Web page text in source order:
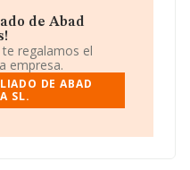
imprenta,. La sociedad
Limitada. Su actividad
La empresa es
S.L, con CIF
social establecido en
de Abad
regalamos el
empresa.
DE ABAD
SL.